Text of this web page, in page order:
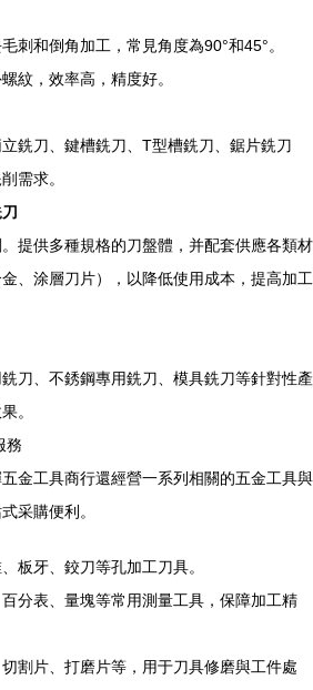
刺和倒角加工，常見角度為90°和45°。
紋，效率高，精度好。
銑刀、鍵槽銑刀、T型槽銑刀、鋸片銑刀
需求。
提供多種規格的刀盤體，并配套供應各類材
、涂層刀片），以降低使用成本，提高加工
刀、不銹鋼專用銑刀、模具銑刀等針對性產
。
務
金工具商行還經營一系列相關的五金工具與
采購便利。
板牙、鉸刀等孔加工刀具。
百分表、量塊等常用測量工具，保障加工精
割片、打磨片等，用于刀具修磨與工件處